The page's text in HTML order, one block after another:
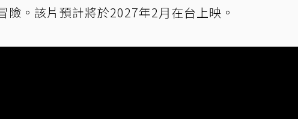
險。該片預計將於2027年2月在台上映。